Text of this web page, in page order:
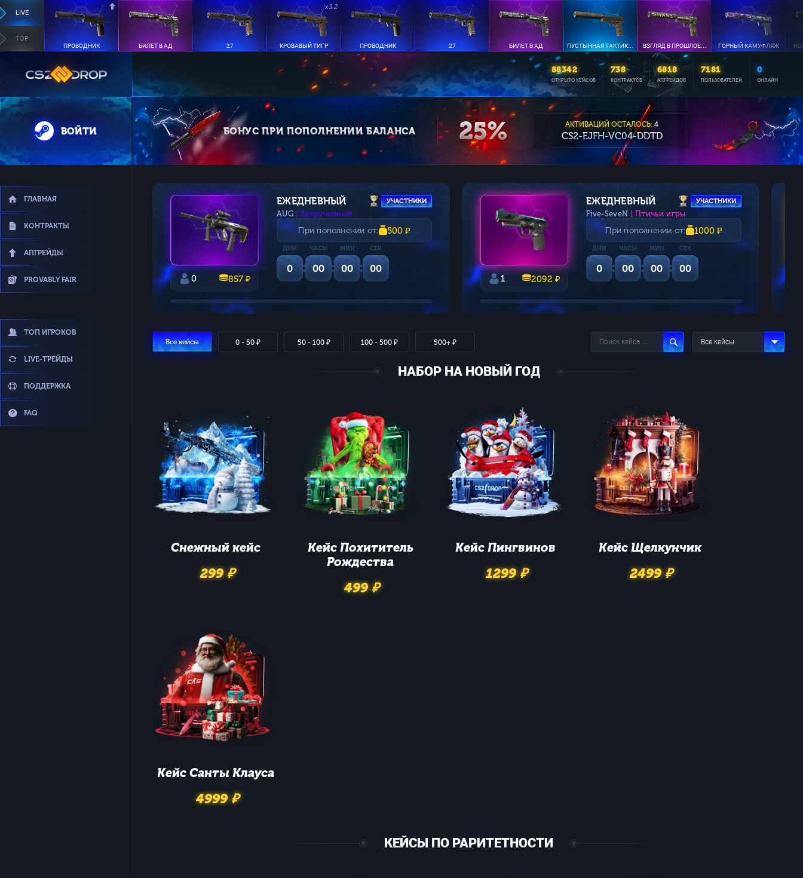
LIVE
TOP
ПРОВОДНИК БИЛЕТ В АД 27
x3.2
КРОВАВЫЙ ТИГР ПРОВОДНИК 27 БИЛЕТ В АД ПУСТЫННАЯ ТАКТИК... ВЗГЛЯД В ПРОШЛОЕ... ГОРНЫЙ КАМУФЛЯЖ
88342
ОТКРЫТО КЕЙСОВ
738
КОНТРАКТОВ
6818
АПГРЕЙДОВ
7181
ПОЛЬЗОВАТЕЛЕЙ
0
ОНЛАЙН
ВОЙТИ
ГЛАВНАЯ
КОНТРАКТЫ
АПГРЕЙДЫ
PROVABLY FAIR
ТОП ИГРОКОВ
LIVE-ТРЕЙДЫ
ПОДДЕРЖКА
FAQ
БОНУС ПРИ ПОПОЛНЕНИИ БАЛАНСА 25% АКТИВАЦИЙ ОСТАЛОСЬ:4
CS2-EJFH-VC04-DDTD
0 857 ₽
ЕЖЕДНЕВНЫЙ УЧАСТНИКИ
AUG | Закрученный
При пополнении от: 500 ₽
ДНИ
0
ЧАСЫ
00
МИН
00
СЕК
00
1 2092 ₽
ЕЖЕДНЕВНЫЙ УЧАСТНИКИ
Five-SeveN | Птичьи игры
При пополнении от: 1000 ₽
ДНИ
0
ЧАСЫ
00
МИН
00
СЕК
00
Все кейсы 0 - 50 ₽ 50 - 100 ₽ 100 - 500 ₽ 500+ ₽ Все кейсы
НАБОР НА НОВЫЙ ГОД
Снежныйкейс
299 ₽
Кейс Похититель
Рождества
499 ₽
Кейс Пингвинов
1299 ₽
Кейс Щелкунчик
2499 ₽
КейсСанты Клауса
4999 ₽
КЕЙСЫ ПО РАРИТЕТНОСТИ